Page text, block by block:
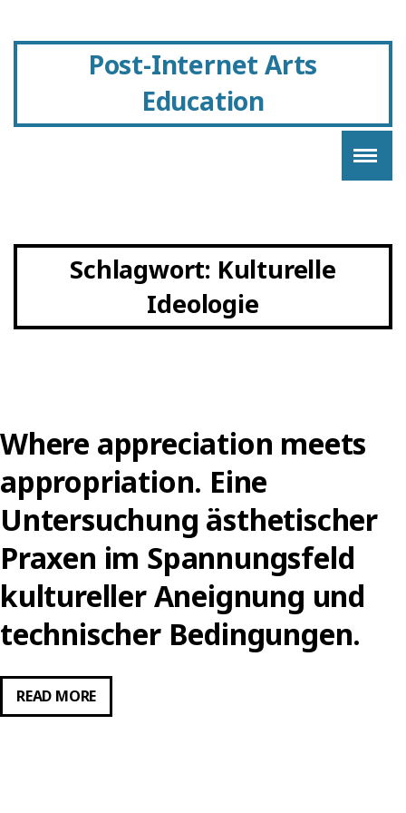
Post-Internet Arts
Education
Schlagwort: Kulturelle
Ideologie
Where appreciation meets
appropriation. Eine
Untersuchung ästhetischer
Praxen im Spannungsfeld
kultureller Aneignung und
technischer Bedingungen.
READ MOREWHERE
APPRECIATION